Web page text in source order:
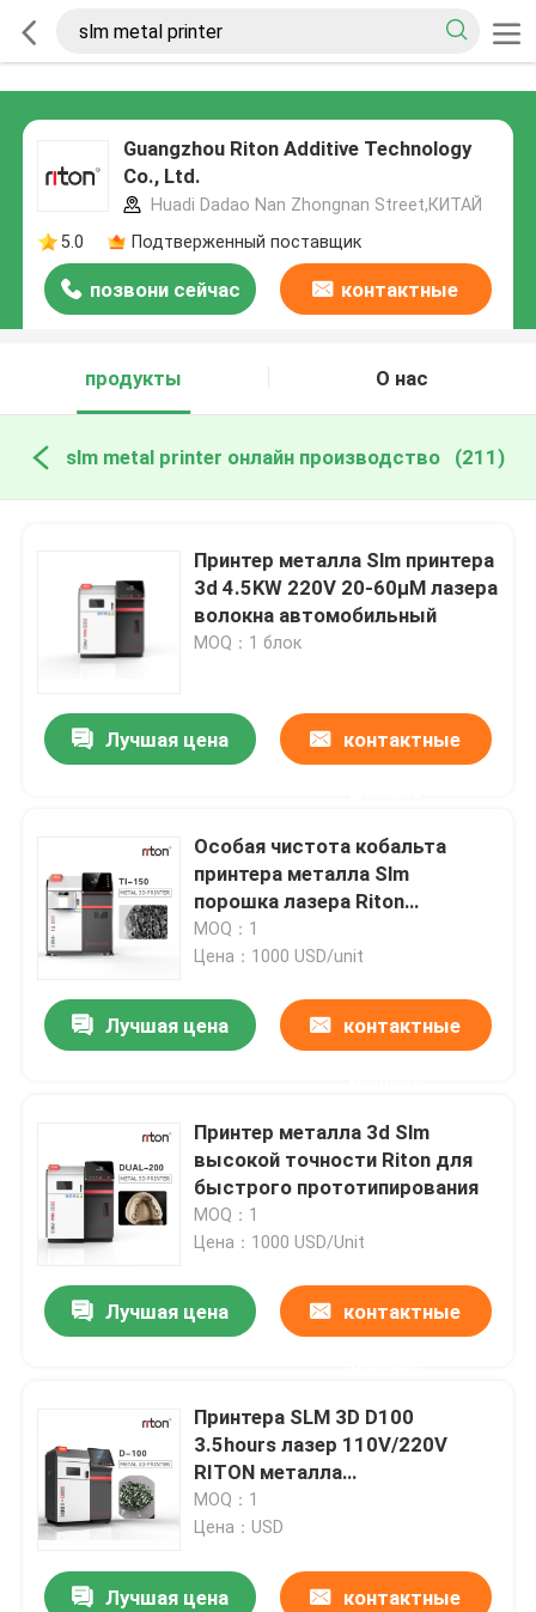
Guangzhou Riton Additive Technology
Co., Ltd.
Huadi Dadao Nan Zhongnan Street,КИТАЙ
5.0
Подтверженный поставщик
позвони сейчас контактные
продукты
О нас
slm metal printer онлайн производство (211)
Принтер металла Slm принтера
3d 4.5KW 220V 20-60μM лазера
волокна автомобильный
MOQ：1 блок
Лучшая цена контактные
Особая чистота кобальта
принтера металла Slm
порошка лазера Riton
выборочная плавя
зубоврачебная
MOQ：1
Цена：1000 USD/unit
Лучшая цена контактные
Принтер металла 3d Slm
высокой точности Riton для
быстрого прототипирования
MOQ：1
Цена：1000 USD/Unit
Лучшая цена контактные
Принтера SLM 3D D100
3.5hours лазер 110V/220V
RITON металла
высокоскоростного точный
MOQ：1
Цена：USD
Лучшая цена контактные